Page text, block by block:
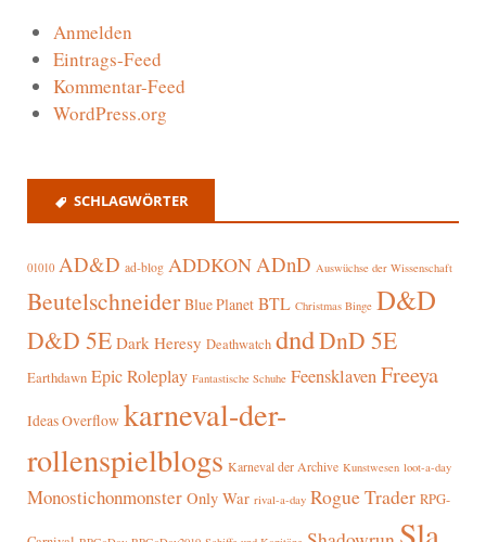
Anmelden
Eintrags-Feed
Kommentar-Feed
WordPress.org
SCHLAGWÖRTER
01010 AD&D ad-blog ADDKONADnD Auswüchse der Wissenschaft
Beutelschneider Blue Planet BTL Christmas Binge D&D
D&D 5E Dark Heresy Deathwatch dndDnD 5E
Earthdawn Epic Roleplay Fantastische Schuhe FeensklavenFreeya
Ideas Overflow karneval-der-
rollenspielblogs Karneval der Archive Kunstwesen loot-a-day
Monostichonmonster Only War rival-a-day Rogue Trader RPG-